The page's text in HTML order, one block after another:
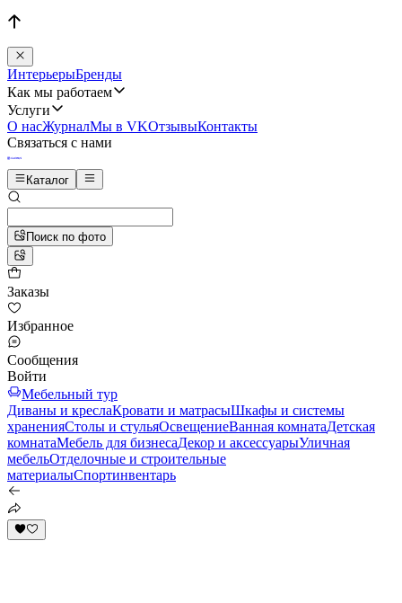
ИнтерьерыБренды
Как мы работаем
Услуги
О насЖурналМы в VKОтзывыКонтакты
Связаться с нами
Каталог
Поиск по фото
Заказы
Избранное
Сообщения
Войти
Мебельный тур
Диваны и креслаКровати и матрасыШкафы и системы
храненияСтолы и стульяОсвещениеВанная комнатаДетская
комнатаМебель для бизнесаДекор и аксессуарыУличная
мебельОтделочные и строительные
материалыСпортинвентарь